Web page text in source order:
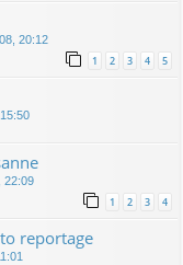
20:12
1 2 3 4 5
22:09
1 2 3 4
reportage